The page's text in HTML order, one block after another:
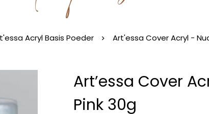
Acryl Basis Poeder Art'essa Cover Acryl -
Art’essa Cover
Pink 30g